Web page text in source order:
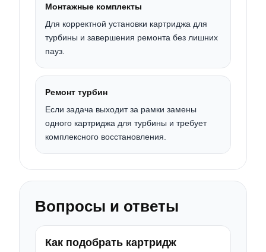
Монтажные комплекты
Для корректной установки картриджа для
турбины и завершения ремонта без лишних
пауз.
Ремонт турбин
Если задача выходит за рамки замены
одного картриджа для турбины и требует
комплексного восстановления.
Вопросы и ответы
Как подобрать картридж